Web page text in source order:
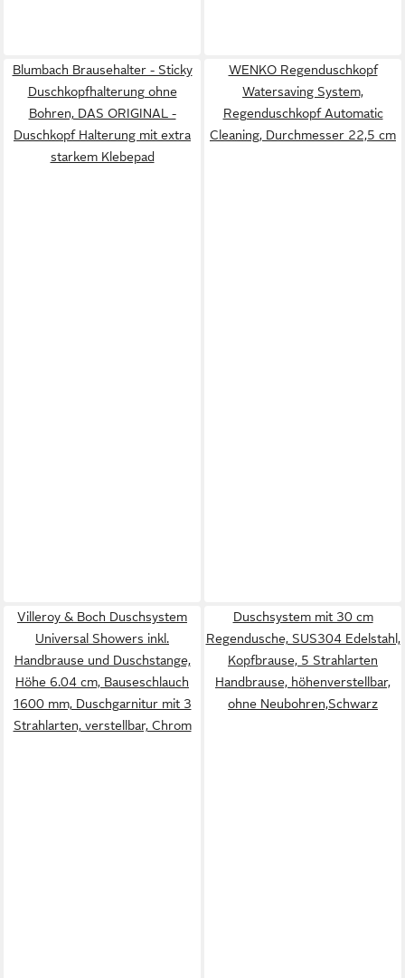
Blumbach Brausehalter - Sticky
Duschkopfhalterung ohne
Bohren, DAS ORIGINAL -
Duschkopf Halterung mit extra
starkem Klebepad
WENKO Regenduschkopf
Watersaving System,
Regenduschkopf Automatic
Cleaning, Durchmesser 22,5 cm
Villeroy & Boch Duschsystem
Universal Showers inkl.
Handbrause und Duschstange,
Höhe 6.04 cm, Bauseschlauch
1600 mm, Duschgarnitur mit 3
Strahlarten, verstellbar, Chrom
Duschsystem mit 30 cm
Regendusche, SUS304 Edelstahl,
Kopfbrause, 5 Strahlarten
Handbrause, höhenverstellbar,
ohne Neubohren,Schwarz